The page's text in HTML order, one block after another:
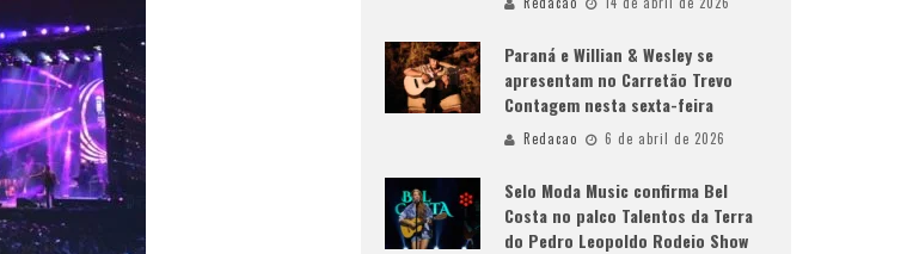
Paraná e Willian & Wesley se
apresentam no Carretão Trevo
Contagem nesta sexta-feira
Redacao 6 de abril de 2026
Selo Moda Music confirma Bel
Costa no palco Talentos da Terra
do Pedro Leopoldo Rodeio Show